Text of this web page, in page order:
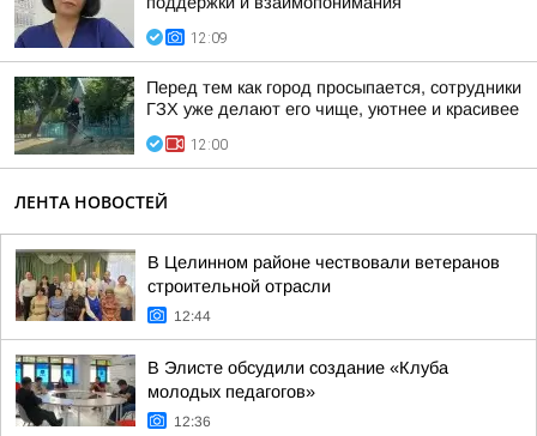
12:09
Перед тем как город просыпается, сотрудники
ГЗХ уже делают его чище, уютнее и красивее
12:00
ЛЕНТА НОВОСТЕЙ
В Целинном районе чествовали ветеранов
строительной отрасли
12:44
В Элисте обсудили создание «Клуба
молодых педагогов»
12:36